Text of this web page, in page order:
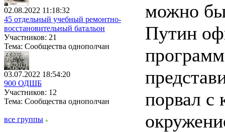
02.08.2022 11:18:32
45 отдельный учебный ремонтно-
восстановительный батальон
Участников: 21
Тема: Сообщества однополчан
03.07.2022 18:54:20
900 ОДШБ
Участников: 12
Тема: Сообщества однополчан
все группы
можно
Путин
порвал с